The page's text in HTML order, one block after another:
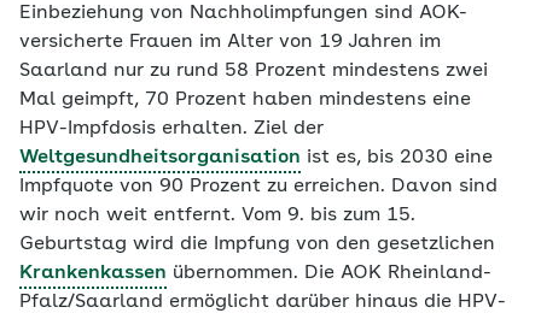
Einbeziehung von Nachholimpfungen sind AOK-
versicherte Frauen im Alter von 19 Jahren im
Saarland nur zu rund 58 Prozent mindestens zwei
Mal geimpft, 70 Prozent haben mindestens eine
HPV-Impfdosis erhalten. Ziel der
Weltgesundheitsorganisation ist es, bis 2030 eine
Impfquote von 90 Prozent zu erreichen. Davon sind
wir noch weit entfernt. Vom 9. bis zum 15.
Geburtstag wird die Impfung von den gesetzlichen
Krankenkassen übernommen. Die AOK Rheinland-
Pfalz/Saarland ermöglicht darüber hinaus die HPV-